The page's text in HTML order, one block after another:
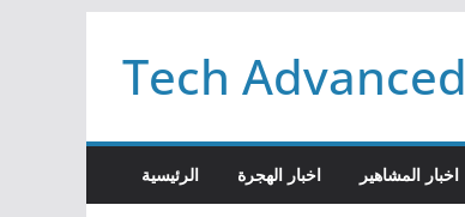
contenu
Tech Advanced
الرئيسية اخبار الهجرة اخبار المشاهير